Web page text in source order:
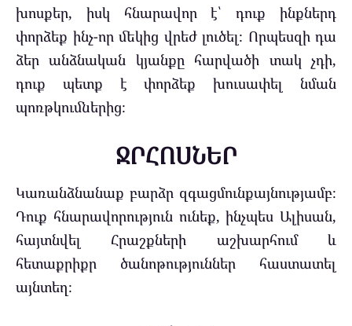
խոսքեր, իսկ հնարավոր է՝ դուք ինքներդ
փորձեք ինչ-որ մեկից վրեժ լուծել։ Որպեսզի դա
ձեր անձնական կյանքը հարվածի տակ չդի,
դուք պետք է փորձեք խուսափել նման
պոռթկումներից։
ՋՐՀՈՍՆԵՐ
Կառանձնանաք բարձր զգացմունքայնությամբ։
Դուք հնարավորություն ունեք, ինչպես Ալիսան,
հայտնվել Հրաշքների աշխարհում և
հետաքրիքր ծանոթություններ հաստատել
այնտեղ։